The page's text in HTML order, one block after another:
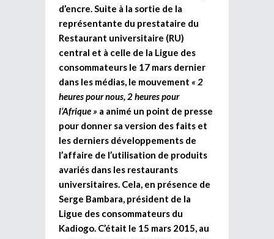
d’encre. Suite à la sortie de la
représentante du prestataire du
Restaurant universitaire (RU)
central et à celle de la Ligue des
consommateurs le 17 mars dernier
dans les médias, le mouvement « 2
heures pour nous, 2 heures pour
l’Afrique » a animé un point de presse
pour donner sa version des faits et
les derniers développements de
l’affaire de l’utilisation de produits
avariés dans les restaurants
universitaires. Cela, en présence de
Serge Bambara, président de la
Ligue des consommateurs du
Kadiogo. C’était le 15 mars 2015, au